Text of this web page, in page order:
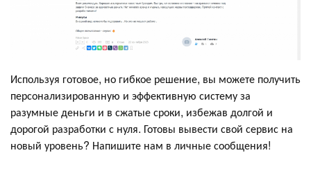
Используя готовое, но гибкое решение, вы можете получить
персонализированную и эффективную систему за
разумные деньги и в сжатые сроки, избежав долгой и
дорогой разработки с нуля. Готовы вывести свой сервис на
новый уровень? Напишите нам в личные сообщения!